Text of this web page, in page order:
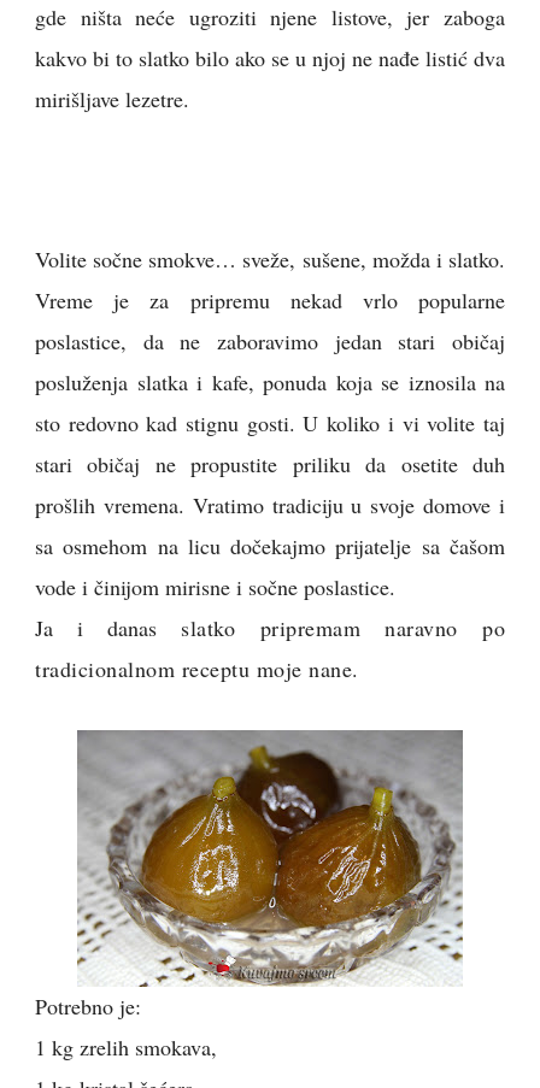
gde ništa neće ugroziti njene listove, jer zaboga
kakvo bi to slatko bilo ako se u njoj ne nađe listić dva
mirišljave lezetre.
Volite sočne smokve… sveže, sušene, možda i slatko.
Vreme je za pripremu nekad vrlo popularne
poslastice, da ne zaboravimo jedan stari običaj
posluženja slatka i kafe, ponuda koja se iznosila na
sto redovno kad stignu gosti. U koliko i vi volite taj
stari običaj ne propustite priliku da osetite duh
prošlih vremena. Vratimo tradiciju u svoje domove i
sa osmehom na licu dočekajmo prijatelje sa čašom
vode i činijom mirisne i sočne poslastice.
Ja i danas slatko pripremam naravno po
tradicionalnom receptu moje nane.
Potrebno je:
1 kg zrelih smokava,